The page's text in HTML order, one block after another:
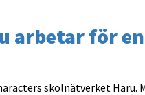
arbetar för
skolnätverket